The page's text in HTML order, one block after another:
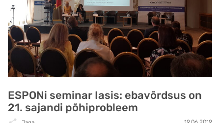
ESPONi seminar Iasis: ebavõrdsus on
21. sajandi põhiprobleem